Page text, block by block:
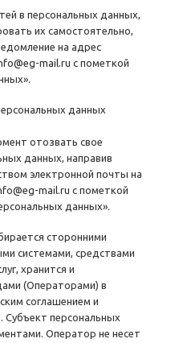
в персональных данных,
их самостоятельно,
на адрес
mail.ru с пометкой
данных
отозвать свое
данных, направив
электронной почты на
mail.ru с пометкой
данных».
сторонними
системами, средствами
хранится и
(Операторами) в
соглашением и
персональных
Оператор не несет